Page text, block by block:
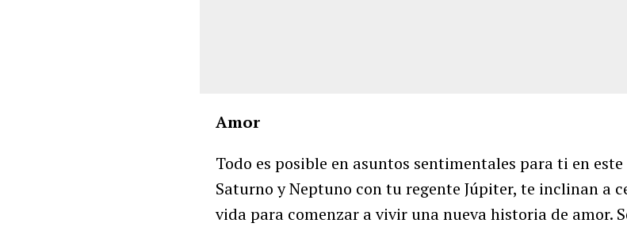
Amor
Todo es posible en asuntos sentimentales para ti en
Saturno y Neptuno con tu regente Júpiter, te inclinan a
vida para comenzar a vivir una nueva historia de amor.